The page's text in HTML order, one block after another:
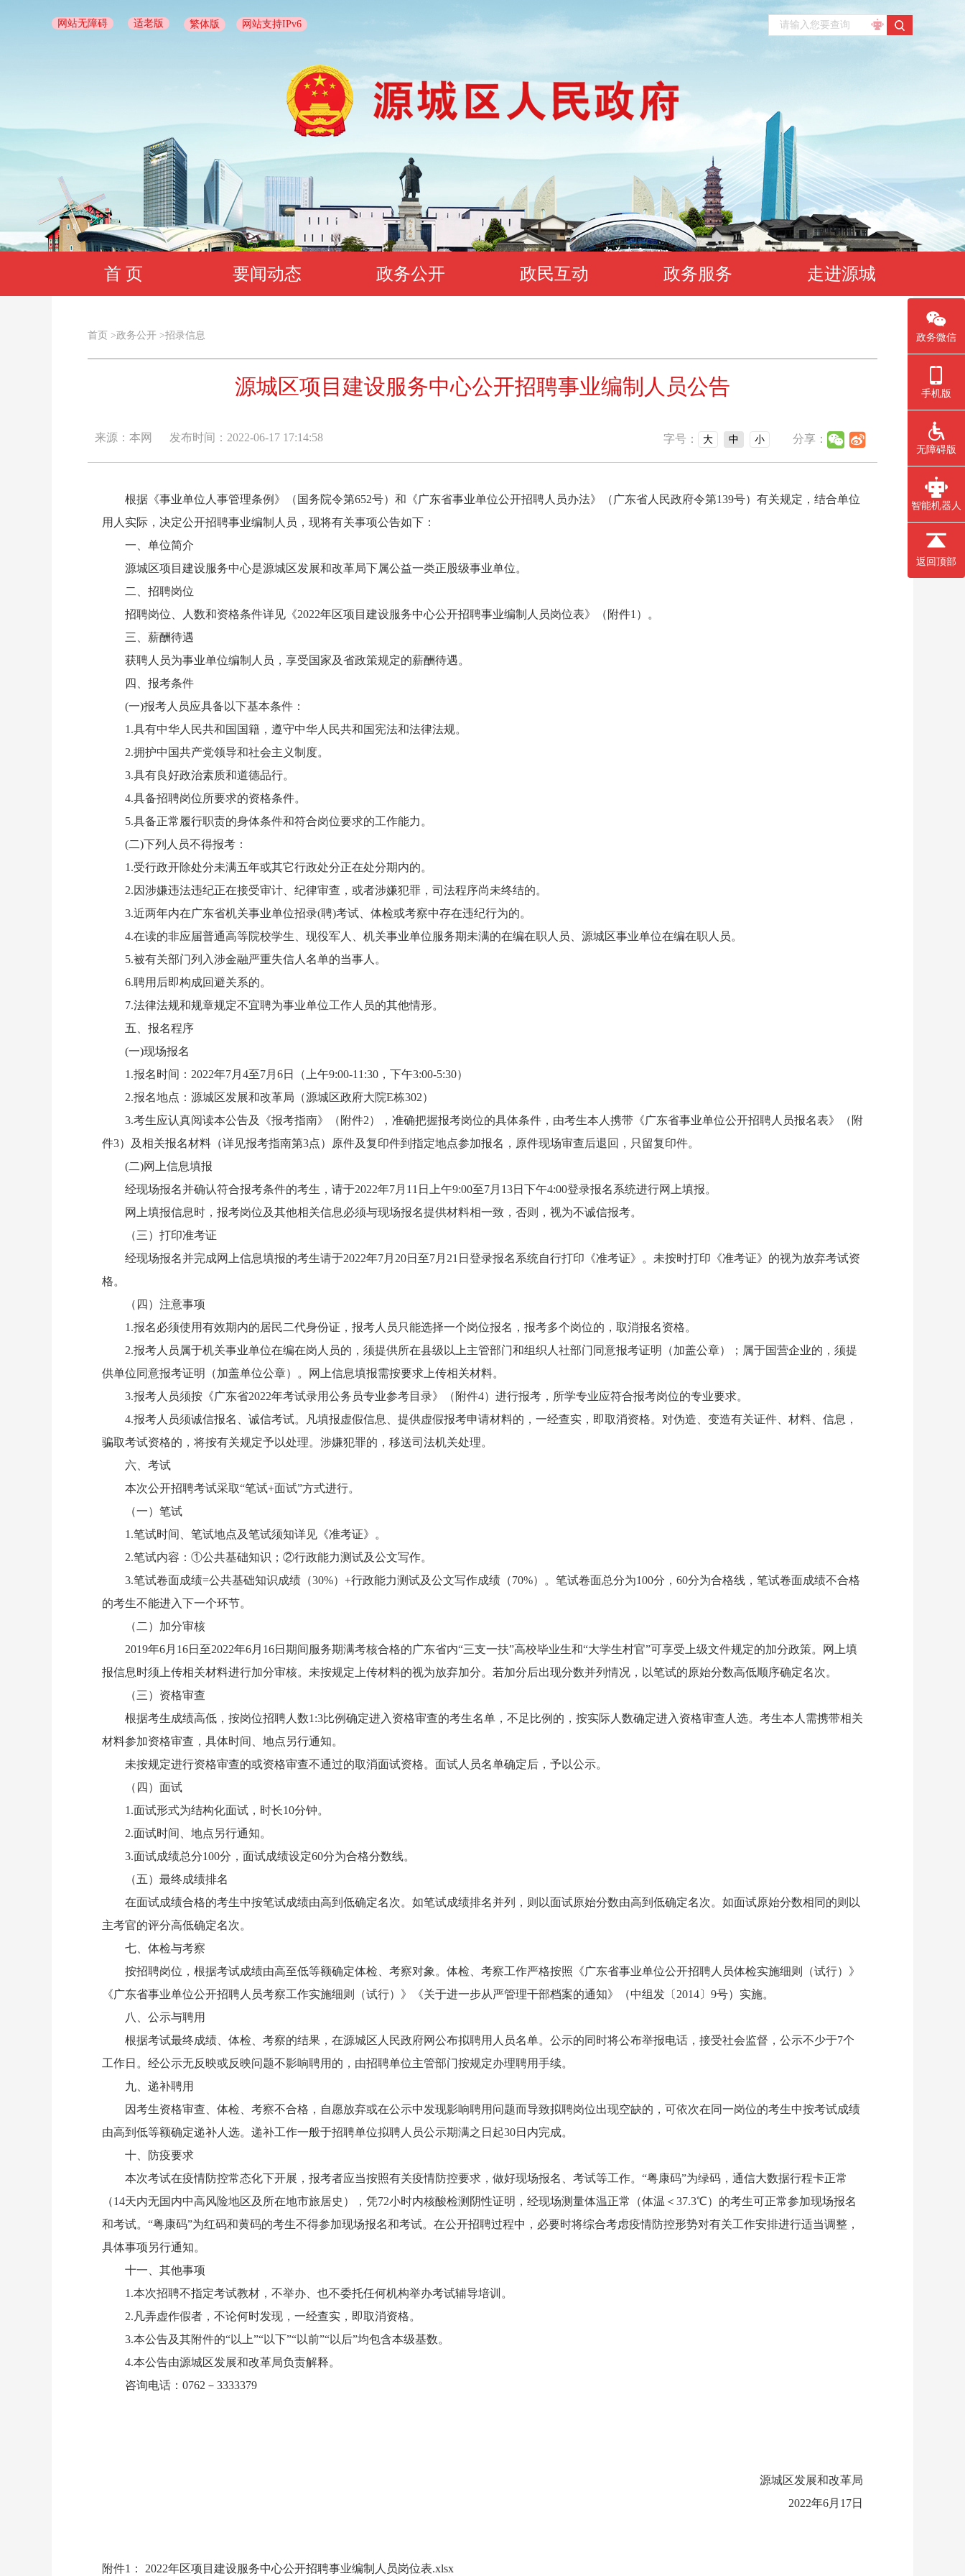
网站无障碍 适老版 繁体版 网站支持IPv6
首 页 要闻动态 政务公开 政民互动 政务服务 走进源城
首页 >政务公开 >招录信息
源城区项目建设服务中心公开招聘事业编制人员公告
来源：本网 发布时间：2022-06-17 17:14:58 字号： 大 中 小 分享：
根据《事业单位人事管理条例》（国务院令第652号）和《广东省事业单位公开招聘人员办法》（广东省人民政府令第139号）有关规定，结合单位
用人实际，决定公开招聘事业编制人员，现将有关事项公告如下：
一、单位简介
源城区项目建设服务中心是源城区发展和改革局下属公益一类正股级事业单位。
二、招聘岗位
招聘岗位、人数和资格条件详见《2022年区项目建设服务中心公开招聘事业编制人员岗位表》（附件1）。
三、薪酬待遇
获聘人员为事业单位编制人员，享受国家及省政策规定的薪酬待遇。
四、报考条件
(一)报考人员应具备以下基本条件：
1.具有中华人民共和国国籍，遵守中华人民共和国宪法和法律法规。
2.拥护中国共产党领导和社会主义制度。
3.具有良好政治素质和道德品行。
4.具备招聘岗位所要求的资格条件。
5.具备正常履行职责的身体条件和符合岗位要求的工作能力。
(二)下列人员不得报考：
1.受行政开除处分未满五年或其它行政处分正在处分期内的。
2.因涉嫌违法违纪正在接受审计、纪律审查，或者涉嫌犯罪，司法程序尚未终结的。
3.近两年内在广东省机关事业单位招录(聘)考试、体检或考察中存在违纪行为的。
4.在读的非应届普通高等院校学生、现役军人、机关事业单位服务期未满的在编在职人员
源城区事业单位在编在职人员。
5.被有关部门列入涉金融严重失信人名单的当事人。
6.聘用后即构成回避关系的。
7.法律法规和规章规定不宜聘为事业单位工作人员的其他情形。
五、报名程序
(一)现场报名
1.报名时间：2022年7月 4至7月 6日（上午9:00-11:30，下午3:00-5:30）
2.报名地点：源城区发展和改革局（源城区政府大院E栋302）
3.考生应认真阅读本公告及《报考指南》（附件2）
， 准确把握报考岗位的具体条件，由考生本人携带 《广东省事业单位公开招聘人员报名表》（附
件3）及相关报名材料（详见报考指南第3点）原件及复印件到指定地点参加报名，原件现场审查后退回，只留复印件。
(二)网上信息填报
经现场报名并确认符合报考条件的考生，请于2022年7月 11 日上午9:00至7月 13日下午4:00登录报名系统进行网上填报。
网上填报信息时，报考岗位及其他相关信息必须与现场报名提供材料相一致，否则，视为不诚信报考。
（三）打印准考证
经现场报名并完成网上信息填报的考生请于2022年7月 20日至7月 21 日登录报名系统自行打印《准考证》。未按时打印《准考证》的视为放弃考试资
格。
（四）注意事项
1.报名必须使用有效期内的居民二代身份证，报考人员只能选择一个岗位报名，报考多个岗位的，取消报名资格。
2.报考人员属于机关事业单位在编在岗人员的，须提供所在县级以上主管部门和组织人社部门同意报考证明（加盖公章）； 属于国营企业的，须提
供单位同意报考证明（加盖单位公章）。网上信息填报需按要求上传相关材料。
3.报考人员须按《广东省2022年考试录用公务员专业参考目录》
（ 附件4） 进行报考，所学专业应符合报考岗位的专业要求。
4.报考人员须诚信报名、诚信考试。凡填报虚假信息、提供虚假报考申请材料的，一经查实，即取消资格。对伪造、变造有关证件、材料、信息，
骗取考试资格的，将按有关规定予以处理。涉嫌犯罪的，移送司法机关处理。
六、考试
本次公开招聘考试采取“笔试+面试”方式进行。
（一）笔试
1.笔试时间、笔试地点及笔试须知详见《准考证》。
2.笔试内容：①公共基础知识；②行政能力测试及公文写作。
3.笔试卷面成绩=公共基础知识成绩（30%）+行政能力测试及公文写作成绩（70%）。笔试卷面总分为100分，60分为合格线，笔试卷面成绩不合格
的考生不能进入下一个环节。
（二）加分审核
2019年6月 16日至2022年6月 16日期间服务期满考核合格的广东省内“三支一扶”高校毕业生和“大学生村官”可享受上级文件规定的加分政策。网上填
报信息时须上传相关材料进行加分审核。未按规定上传材料的视为放弃加分。若加分后出现分数并列情况，以笔试的原始分数高低顺序确定名次。
（三）资格审查
根据考生成绩高低，按岗位招聘人数1:3比例确定进入资格审查的考生名单，不足比例的，按实际人数确定进入资格审查人选。考生本人需携带相关
材料参加资格审查，具体时间、地点另行通知。
未按规定进行资格审查的或资格审查不通过的取消面试资格。面试人员名单确定后，予以公示。
（四）面试
1.面试形式为结构化面试，时长10分钟。
2.面试时间、地点另行通知。
3.面试成绩总分100分，面试成绩设定60分为合格分数线。
（五）最终成绩排名
在面试成绩合格的考生中按笔试成绩由高到低确定名次。如笔试成绩排名并列，则以面试原始分数由高到低确定名次。如面试原始分数相同的则以
主考官的评分高低确定名次。
七、体检与考察
按招聘岗位，根据考试成绩由高至低等额确定体检、考察对象。体检、考察工作严格按照《广东省事业单位公开招聘人员体检实施细则（试行）》
《广东省事业单位公开招聘人员考察工作实施细则（试行）》《关于进一步从严管理干部档案的通知》（中组发〔2014〕9号）实施。
八、公示与聘用
根据考试最终成绩、体检、考察的结果，在源城区人民政府网公布拟聘用人员名单。公示的同时将公布举报电话，接受社会监督，公示不少于7个
工作日。经公示无反映或反映问题不影响聘用的，由招聘单位主管部门按规定办理聘用手续。
九、递补聘用
因考生资格审查、体检、考察不合格，自愿放弃或在公示中发现影响聘用问题而导致拟聘岗位出现空缺的，可依次在同一岗位的考生中按考试成绩
由高到低等额确定递补人选。递补工作一般于招聘单位拟聘人员公示期满之日起30日内完成。
十、防疫要求
本次考试在疫情防控常态化下开展，报考者应当按照有关疫情防控要求，做好现场报名、考试等工作。“粤康码”为绿码，通信大数据行程卡正常
（14天内无国内中高风险地区及所在地市旅居史），凭72小时内核酸检测阴性证明，经现场测量体温正常（体温＜37.3℃）的考生可正常参加现场报名
和考试。“粤康码”为红码和黄码的考生不得参加现场报名和考试。在公开招聘过程中，必要时将综合考虑疫情防控形势对有关工作安排进行适当调整，
具体事项另行通知。
十一、其他事项
1.本次招聘不指定考试教材，不举办、也不委托任何机构举办考试辅导培训。
2.凡弄虚作假者，不论何时发现，一经查实，即取消资格。
3.本公告及其附件的“以上”“以下”“以前”“以后”均包含本级基数。
4.本公告由源城区发展和改革局负责解释。
咨询电话：0762－3333379
源城区发展和改革局
2022年6月 17日
附件1： 2022年区项目建设服务中心公开招聘事业编制人员岗位表.xlsx
政务微信
手机版
无障碍版
智能机器人
返回顶部